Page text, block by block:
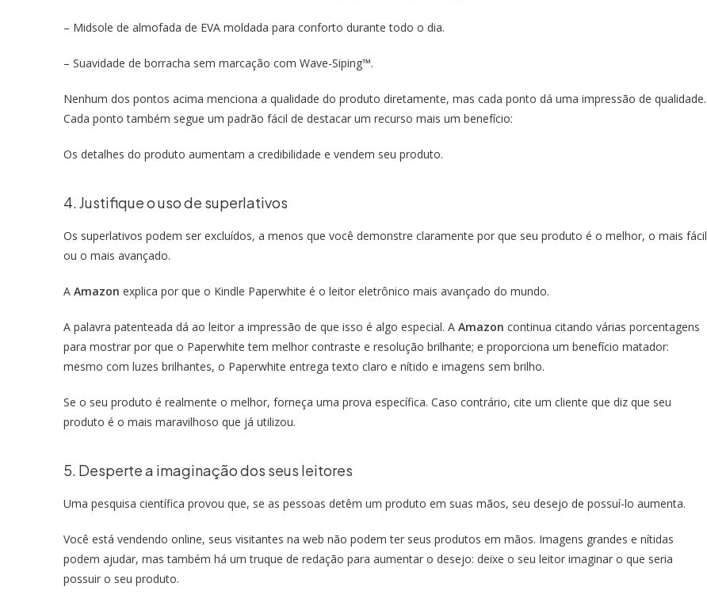
– Midsole de almofada de EVA moldada para conforto durante todo o dia.
– Suavidade de borracha sem marcação com Wave-Siping™.
Nenhum dos pontos acima menciona a qualidade do produto diretamente, mas cada ponto dá uma impressão de qualidade.
Cada ponto também segue um padrão fácil de destacar um recurso mais um benefício:
Os detalhes do produto aumentam a credibilidade e vendem seu produto.
4. Justifique o uso de superlativos
Os superlativos podem ser excluídos, a menos que você demonstre claramente por que seu produto é o melhor, o mais fácil
ou o mais avançado.
A Amazon explica por que o Kindle Paperwhite é o leitor eletrônico mais avançado do mundo.
A palavra patenteada dá ao leitor a impressão de que isso é algo especial. A Amazon continua citando várias porcentagens
para mostrar por que o Paperwhite tem melhor contraste e resolução brilhante; e proporciona um benefício matador:
mesmo com luzes brilhantes, o Paperwhite entrega texto claro e nítido e imagens sem brilho.
Se o seu produto é realmente o melhor, forneça uma prova específica. Caso contrário, cite um cliente que diz que seu
produto é o mais maravilhoso que já utilizou.
5. Desperte a imaginação dos seus leitores
Uma pesquisa científica provou que, se as pessoas detêm um produto em suas mãos, seu desejo de possuí-lo aumenta.
Você está vendendo online, seus visitantes na web não podem ter seus produtos em mãos. Imagens grandes e nítidas
podem ajudar, mas também há um truque de redação para aumentar o desejo: deixe o seu leitor imaginar o que seria
possuir o seu produto.